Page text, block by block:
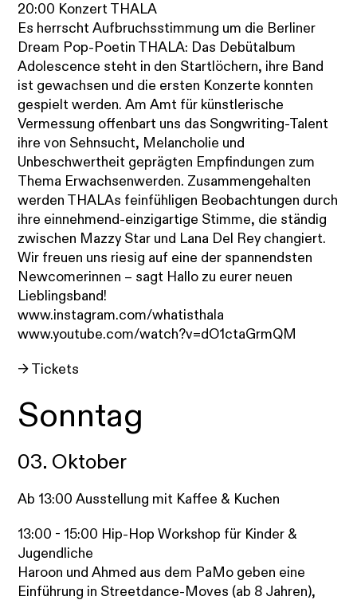
20:00 Konzert THALA
Es herrscht Aufbruchsstimmung um die Berliner
Dream Pop-Poetin THALA: Das Debütalbum
Adolescence steht in den Startlöchern, ihre Band
ist gewachsen und die ersten Konzerte konnten
gespielt werden. Am Amt für künstlerische
Vermessung offenbart uns das Songwriting-Talent
ihre von Sehnsucht, Melancholie und
Unbeschwertheit geprägten Empfindungen zum
Thema Erwachsenwerden. Zusammengehalten
werden THALAs feinfühligen Beobachtungen durch
ihre einnehmend-einzigartige Stimme, die ständig
zwischen Mazzy Star und Lana Del Rey changiert.
Wir freuen uns riesig auf eine der spannendsten
Newcomerinnen – sagt Hallo zu eurer neuen
Lieblingsband!
www.instagram.com/whatisthala
www.youtube.com/watch?v=dO1ctaGrmQM
→ Tickets
Sonntag
03. Oktober
Ab 13:00 Ausstellung mit Kaffee & Kuchen
13:00 - 15:00 Hip-Hop Workshop für Kinder &
Jugendliche
Haroon und Ahmed aus dem PaMo geben eine
Einführung in Streetdance-Moves (ab 8 Jahren),